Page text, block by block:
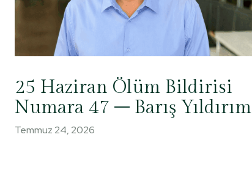
25 Haziran Ölüm Bildirisi
Numara 47 – Barış Yıldırım
Temmuz 24, 2026